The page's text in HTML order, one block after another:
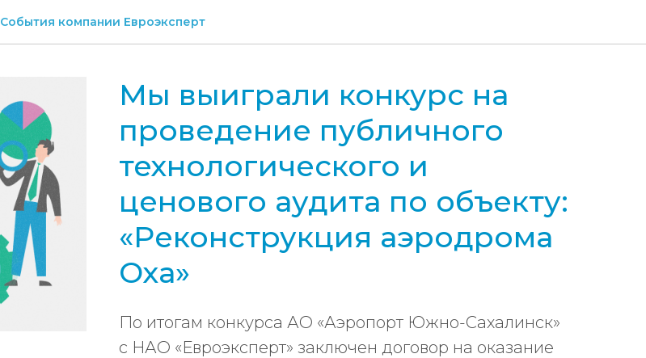
События компании Евроэксперт
Мы выиграли конкурс на
проведение публичного
технологического и
ценового аудита по объекту:
«Реконструкция аэродрома
Оха»
По итогам конкурса АО «Аэропорт Южно-Сахалинск»
с НАО «Евроэксперт» заключен договор на оказание